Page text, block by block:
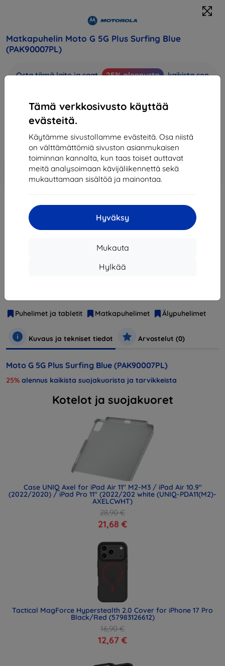
Tämä verkkosivusto käyttää
evästeitä.
Käytämme sivustollamme evästeitä. Osa niistä
on välttämättömiä sivuston asianmukaisen
toiminnan kannalta, kun taas toiset auttavat
meitä analysoimaan kävijäliikennettä sekä
mukauttamaan sisältöä ja mainontaa.
Hyväksy
Mukauta
Hylkää
Matkapuhelin Moto G 5G Plus Surfing Blue
(PAK90007PL)
Osta tämä laite ja saat 25% alennusta
kaikista sen
361,89 €
325,71 €
Hinta ilman ALV:tä 262,67 €
-10%
Alennus kupongilla
EXTRA10
Lisää
Loppuunmyyty
Loppuunmyyty
Puhelimet ja tabletit
Matkapuhelimet Älypuhelimet
Kuvaus ja tekniset tiedot Arvostelut (0)
Moto G 5G Plus Surfing Blue (PAK90007PL)
25% alennus kaikista suojakuorista ja tarvikkeista
Kotelot ja suojakuoret
Case UNIQ Axel for iPad Air 11" M2-M3 / iPad Air 10.9"
(2022/2020) / iPad Pro 11" (2022/202 white (UNIQ-PDA11(M2)-
AXELCWHT)
28,90 €
21,68 €
Tactical MagForce Hyperstealth 2.0 Cover for iPhone 17 Pro
Black/Red (57983126612)
16,90 €
12,67 €